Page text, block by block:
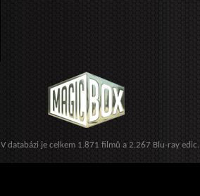
V databázi je celkem 1.871 filmů a 2.267 Blu-ray edic.